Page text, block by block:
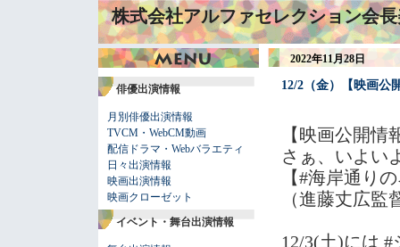
株式会社アルファセレクション会
俳優出演情報
月別俳優出演情報
TVCM・WebCM動画
配信ドラマ・Webバラエティ
日々出演情報
映画出演情報
映画クローゼット
イベント・舞台出演情報
2022年11月28日
12/2（金）【映画公
【映画公開
さぁ、いよい
【#海岸通り
（進藤丈広
12/3(土)には